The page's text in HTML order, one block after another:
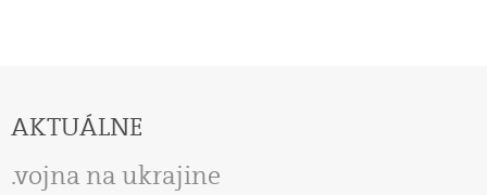
AKTUÁLNE
vojna na ukrajine